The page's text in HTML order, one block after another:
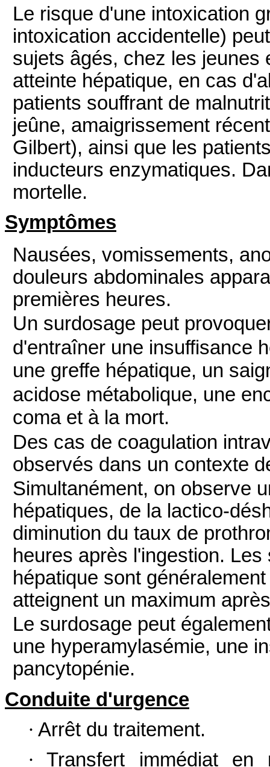
Le risque d'une intoxication
intoxication accidentelle)
sujets âgés, chez les jeunes
atteinte hépatique, en cas
patients souffrant de
jeûne, amaigrissement
Gilbert), ainsi que les
inducteurs enzymatiques.
mortelle.
Symptômes
Nausées, vomissements,
douleurs abdominales
premières heures.
Un surdosage peut
d'entraîner une insuffisance
une greffe hépatique, un
acidose métabolique, une
coma et à la mort.
Des cas de coagulation
observés dans un contexte
Simultanément, on observe
hépatiques, de la
diminution du taux de
heures après l'ingestion.
hépatique sont
atteignent un maximum
Le surdosage peut
une hyperamylasémie, une
pancytopénie.
Conduite d'urgence
· Arrêt du traitement.
·
Transfert immédiat en